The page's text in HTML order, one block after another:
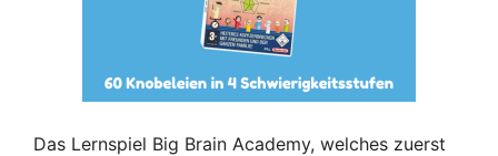
Das Lernspiel Big Brain Academy, welches zuerst